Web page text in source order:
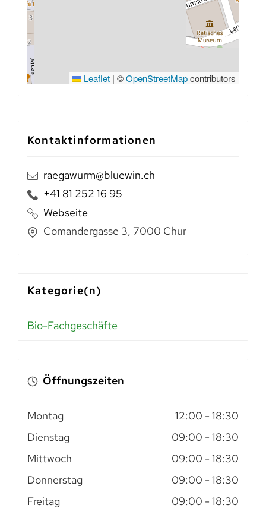
Leaflet | ©OpenStreetMapcontributors
Kontaktinformationen
raegawurm@bluewin.ch
+41 81 252 16 95
Webseite
Comandergasse 3, 7000 Chur
Kategorie(n)
Bio-Fachgeschäfte
Öffnungszeiten
Montag 12:00 - 18:30
Dienstag
09:00 - 18:30
Mittwoch
09:00 - 18:30
Donnerstag
09:00 - 18:30
Freitag
09:00 - 18:30